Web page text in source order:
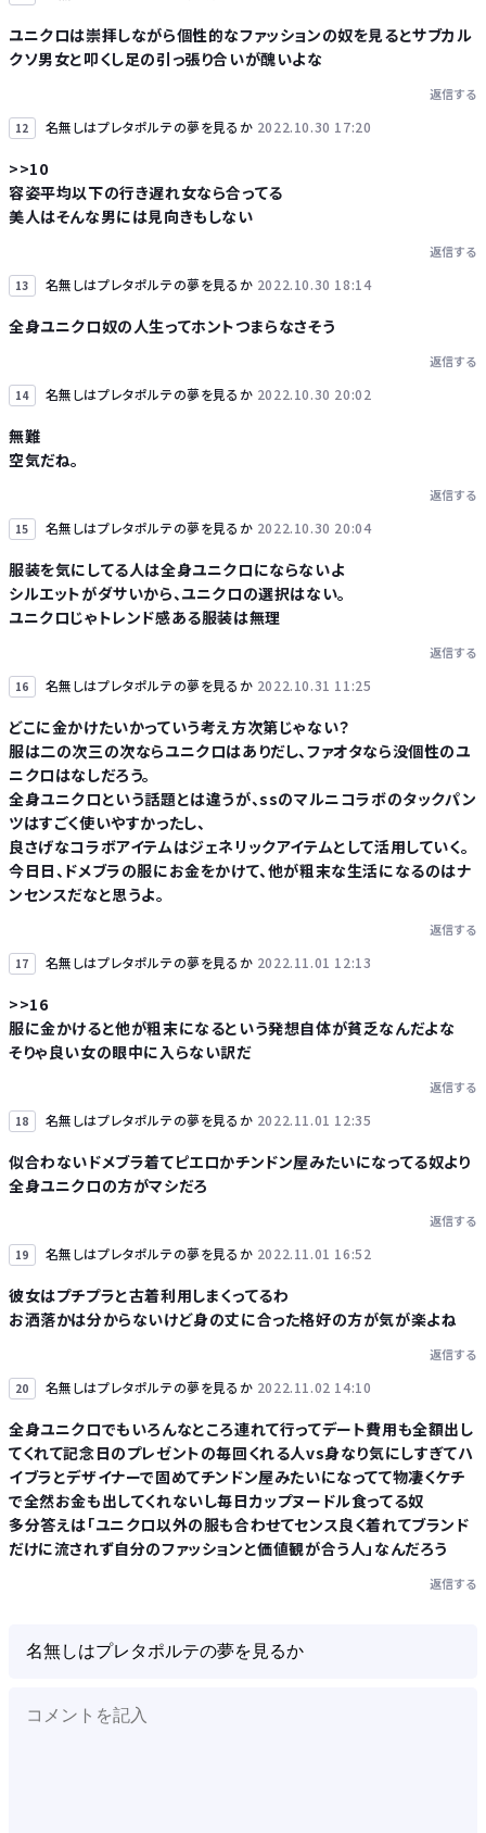
ユニクロは崇拝しながら個性的なファッションの奴を見るとサブカル
クソ男女と叩くし足の引っ張り合いが醜いよな
返信する
12 名無しはプレタポルテの夢を見るか 2022.10.30 17:20
>>10
容姿平均以下の行き遅れ女なら合ってる
美人はそんな男には見向きもしない
返信する
13 名無しはプレタポルテの夢を見るか 2022.10.30 18:14
全身ユニクロ奴の人生ってホントつまらなさそう
返信する
14 名無しはプレタポルテの夢を見るか 2022.10.30 20:02
無難
空気だね。
返信する
15 名無しはプレタポルテの夢を見るか 2022.10.30 20:04
服装を気にしてる人は全身ユニクロにならないよ
シルエットがダサいから、ユニクロの選択はない。
ユニクロじゃトレンド感ある服装は無理
返信する
16 名無しはプレタポルテの夢を見るか 2022.10.31 11:25
どこに金かけたいかっていう考え方次第じゃない？
服は二の次三の次ならユニクロはありだし、ファオタなら没個性のユ
ニクロはなしだろう。
全身ユニクロという話題とは違うが、ssのマルニコラボのタックパン
ツはすごく使いやすかったし、
良さげなコラボアイテムはジェネリックアイテムとして活用していく。
今日日、ドメブラの服にお金をかけて、他が粗末な生活になるのはナ
ンセンスだなと思うよ。
返信する
17 名無しはプレタポルテの夢を見るか 2022.11.01 12:13
>>16
服に金かけると他が粗末になるという発想自体が貧乏なんだよな
そりゃ良い女の眼中に入らない訳だ
返信する
18 名無しはプレタポルテの夢を見るか 2022.11.01 12:35
似合わないドメブラ着てピエロかチンドン屋みたいになってる奴より
全身ユニクロの方がマシだろ
返信する
19 名無しはプレタポルテの夢を見るか 2022.11.01 16:52
彼女はプチプラと古着利用しまくってるわ
お洒落かは分からないけど身の丈に合った格好の方が気が楽よね
返信する
20 名無しはプレタポルテの夢を見るか 2022.11.02 14:10
全身ユニクロでもいろんなところ連れて行ってデート費用も全額出し
てくれて記念日のプレゼントの毎回くれる人vs身なり気にしすぎてハ
イブラとデザイナーで固めてチンドン屋みたいになってて物凄くケチ
で全然お金も出してくれないし毎日カップヌードル食ってる奴
多分答えは「ユニクロ以外の服も合わせてセンス良く着れてブランド
だけに流されず自分のファッションと価値観が合う人」なんだろう
返信する